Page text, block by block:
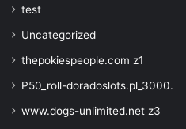
test
Uncategorized
thepokiespeople.com z1
P50_roll-doradoslots.pl_3000.
www.dogs-unlimited.net z3